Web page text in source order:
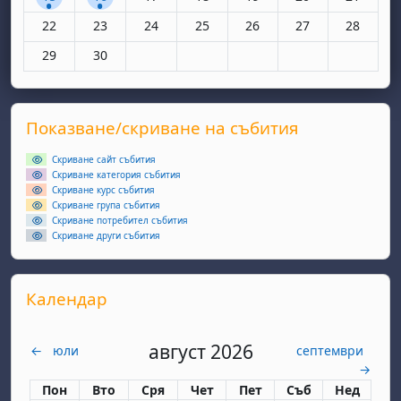
Няма събития, понеделник, 22 юни
22 Няма събития, вторник, 23 юни
23 Няма събития, сряда, 24 юни
24 Няма събития, четвъртък, 25 юни
25 Няма събития, петък, 26
26 Няма събития,
27 Няма
28
Няма събития, понеделник, 29 юни
29 Няма събития, вторник, 30 юни
30
Supplementary blocks
Прескочи Показване/скриване на събития
Показване/скриване на събития
Скриване сайт събития
Скриване категория събития
Скриване курс събития
Скриване група събития
Скриване потребител събития
Скриване други събития
Прескочи Календар
Календар
← юли август 2026
септември
→
Понеделник
Пон вторник
Вто сряда
Сря четвъртък
Чет петък
Пет събота
Съб неделя
Нед